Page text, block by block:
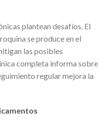
plantean desafíos. El
se produce en el
las posibles
completa informa sobre
regular mejora la